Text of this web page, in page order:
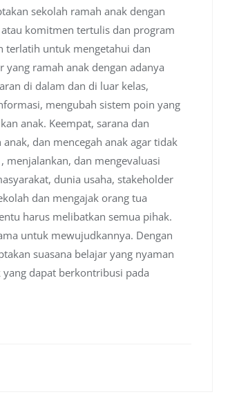
sekolah ramah anak dengan
komitmen tertulis dan program
terlatih untuk mengetahui dan
yang ramah anak dengan adanya
di dalam dan di luar kelas,
mengubah sistem poin yang
anak. Keempat, sarana dan
dan mencegah anak agar tidak
menjalankan, dan mengevaluasi
dunia usaha, stakeholder
dan mengajak orang tua
harus melibatkan semua pihak.
untuk mewujudkannya. Dengan
suasana belajar yang nyaman
dapat berkontribusi pada